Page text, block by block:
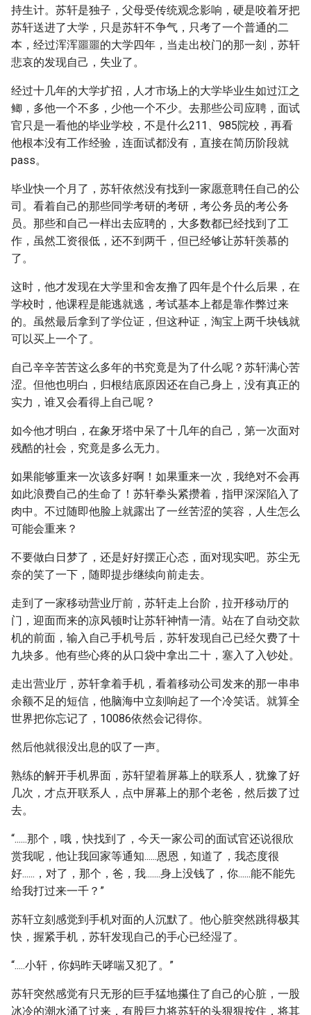
持生计。苏轩是独子，父母受传统观念影响，硬是咬着牙把
苏轩送进了大学，只是苏轩不争气，只考了一个普通的二
本，经过浑浑噩噩的大学四年，当走出校门的那一刻，苏轩
悲哀的发现自己，失业了。
经过十几年的大学扩招，人才市场上的大学毕业生如过江之
鲫，多他一个不多，少他一个不少。去那些公司应聘，面试
官只是一看他的毕业学校，不是什么211、985院校，再看
他根本没有工作经验，连面试都没有，直接在简历阶段就
pass。
毕业快一个月了，苏轩依然没有找到一家愿意聘任自己的公
司。看着自己的那些同学考研的考研，考公务员的考公务
员。那些和自己一样出去应聘的，大多数都已经找到了工
作，虽然工资很低，还不到两千，但已经够让苏轩羡慕的
了。
这时，他才发现在大学里和舍友撸了四年是个什么后果，在
学校时，他课程是能逃就逃，考试基本上都是靠作弊过来
的。虽然最后拿到了学位证，但这种证，淘宝上两千块钱就
可以买上一个了。
自己辛辛苦苦这么多年的书究竟是为了什么呢？苏轩满心苦
涩。但他也明白，归根结底原因还在自己身上，没有真正的
实力，谁又会看得上自己呢？
如今他才明白，在象牙塔中呆了十几年的自己，第一次面对
残酷的社会，究竟是多么无力。
如果能够重来一次该多好啊！如果重来一次，我绝对不会再
如此浪费自己的生命了！苏轩拳头紧攒着，指甲深深陷入了
肉中。不过随即他脸上就露出了一丝苦涩的笑容，人生怎么
可能会重来？
不要做白日梦了，还是好好摆正心态，面对现实吧。苏尘无
奈的笑了一下，随即提步继续向前走去。
走到了一家移动营业厅前，苏轩走上台阶，拉开移动厅的
门，迎面而来的凉风顿时让苏轩神情一清。站在了自动交款
机的前面，输入自己手机号后，苏轩发现自己已经欠费了十
九块多。他有些心疼的从口袋中拿出二十，塞入了入钞处。
走出营业厅，苏轩拿着手机，看着移动公司发来的那一串串
余额不足的短信，他脑海中立刻响起了一个冷笑话。就算全
世界把你忘记了，10086依然会记得你。
然后他就很没出息的叹了一声。
熟练的解开手机界面，苏轩望着屏幕上的联系人，犹豫了好
几次，才点开联系人，点中屏幕上的那个老爸，然后拨了过
去。
“......那个，哦，快找到了，今天一家公司的面试官还说很欣
赏我呢，他让我回家等通知......恩恩，知道了，我态度很
好......，对了，那个，爸，我.......身上没钱了，你......能不能先
给我打过来一千？”
苏轩立刻感觉到手机对面的人沉默了。他心脏突然跳得极其
快，握紧手机，苏轩发现自己的手心已经湿了。
“.....小轩，你妈昨天哮喘又犯了。”
苏轩突然感觉有只无形的巨手猛地攥住了自己的心脏，一股
冰冷的潮水涌了过来，有股巨力将苏轩的头狠狠按住，将其